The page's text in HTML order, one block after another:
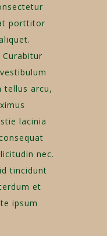
porttitor
tellus arcu,
lacinia
nec.
tincidunt
et
ipsum